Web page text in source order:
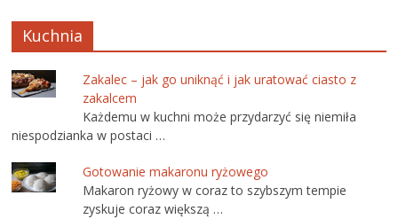
Kuchnia
Zakalec – jak go uniknąć i jak uratować ciasto z
zakalcem
Każdemu w kuchni może przydarzyć się niemiła
niespodzianka w postaci …
Gotowanie makaronu ryżowego
Makaron ryżowy w coraz to szybszym tempie
zyskuje coraz większą …